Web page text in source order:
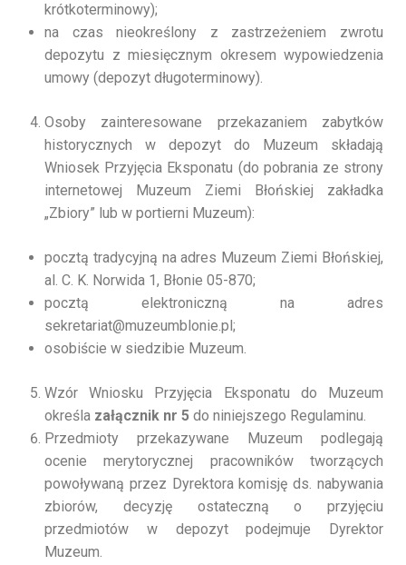
krótkoterminowy);
na czas nieokreślony z zastrzeżeniem zwrotu
depozytu z miesięcznym okresem wypowiedzenia
umowy (depozyt długoterminowy).
Osoby zainteresowane przekazaniem zabytków
historycznych w depozyt do Muzeum składają
Wniosek Przyjęcia Eksponatu (do pobrania ze strony
internetowej Muzeum Ziemi Błońskiej zakładka
„Zbiory” lub w portierni Muzeum):
pocztą tradycyjną na adres Muzeum Ziemi Błońskiej,
al. C. K. Norwida 1, Błonie 05-870;
pocztą elektroniczną na adres
sekretariat@muzeumblonie.pl;
osobiście w siedzibie Muzeum.
Wzór Wniosku Przyjęcia Eksponatu do Muzeum
określa załącznik nr 5 do niniejszego Regulaminu.
Przedmioty przekazywane Muzeum podlegają
ocenie merytorycznej pracowników tworzących
powoływaną przez Dyrektora komisję ds. nabywania
zbiorów, decyzję ostateczną o przyjęciu
przedmiotów w depozyt podejmuje Dyrektor
Muzeum.